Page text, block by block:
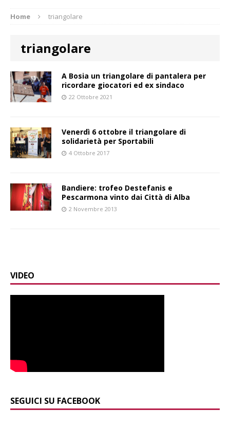
Home triangolare
triangolare
A Bosia un triangolare di pantalera per
ricordare giocatori ed ex sindaco
22 Ottobre 2021
Venerdì 6 ottobre il triangolare di
solidarietà per Sportabili
4 Ottobre 2017
Bandiere: trofeo Destefanis e
Pescarmona vinto dai Città di Alba
2 Novembre 2013
VIDEO
SEGUICI SU FACEBOOK